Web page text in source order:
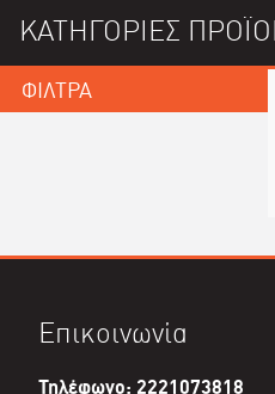
ΚΑΤΗΓΟΡΙΕΣ
ΦΙΛΤΡΑ
Επικοινωνία
Τηλέφωνο: 2221073818